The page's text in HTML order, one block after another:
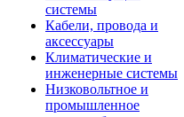
системы
Кабели, провода и
аксессуары
Климатические и
инженерные системы
Низковольтное и
промышленное